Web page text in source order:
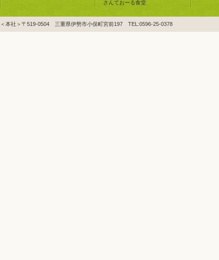
さんておーる食堂
＜本社＞〒519-0504 三重県伊勢市小俣町宮前197 TEL:0596-25-0378